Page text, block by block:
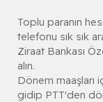
Toplu paranın
telefonu sık sık
Ziraat Bankası
alın.
Dönem maaşları
gidip PTT'den